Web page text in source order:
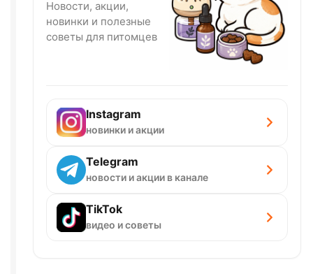
Новости, акции,
новинки и полезные
советы для питомцев
Instagram
новинки и акции
Telegram
новости и акции в канале
TikTok
видео и советы